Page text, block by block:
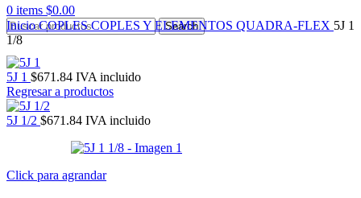
0 items $0.00
Search
InicioCOPLESCOPLES Y ELEMENTOS QUADRA-FLEX 5J 1
1/8
5J 1 $671.84 IVA incluido
Regresar a productos
5J 1/2 $671.84 IVA incluido
Click para agrandar